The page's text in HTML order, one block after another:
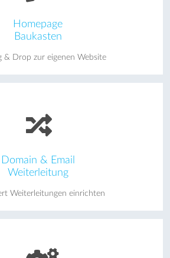
Homepage
Baukasten
& Drop zur eigenen Website
Domain & Email
Weiterleitung
Weiterleitungen einrichten